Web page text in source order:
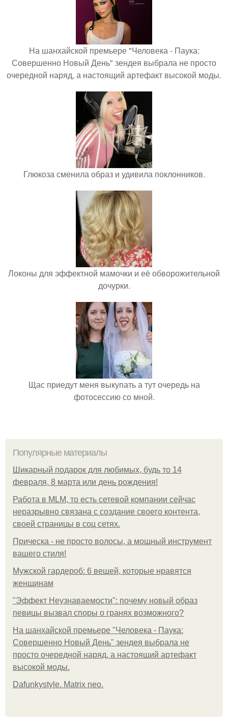
На шанхайской премьере "Человека - Паука:
Совершенно Новый День" зендея выбрала не просто
очередной наряд, а настоящий артефакт высокой моды.
Глюкоза сменила образ и удивила поклонников.
Локоны для эффектной мамочки и её обворожительной
дочурки.
Щас приедут меня выкупать а тут очередь на
фотосессию со мной.
Популярные материалы
Шикарный подарок для любимых, будь то 14
февраля, 8 марта или день рождения!
Работа в MLM, то есть сетевой компании сейчас
неразрывно связана с создание своего контента,
своей страницы в соц сетях.
Прическа - не просто волосы, а мощный инструмент
вашего стиля!
Мужской гардероб: 6 вещей, которые нравятся
женщинам
"Эффект Неузнаваемости": почему новый образ
певицы вызвал споры о гранях возможного?
На шанхайской премьере "Человека - Паука:
Совершенно Новый День" зендея выбрала не
просто очередной наряд, а настоящий артефакт
высокой моды.
Dafunkystyle. Matrix neo.